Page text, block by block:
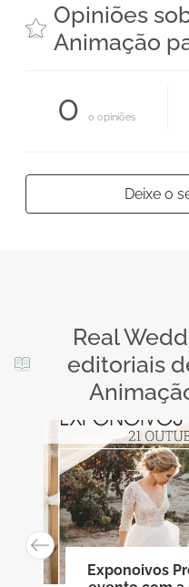
Opiniões
Animação
0 0 opiniões
Deixe o
Real
editoriais
Exponoivos